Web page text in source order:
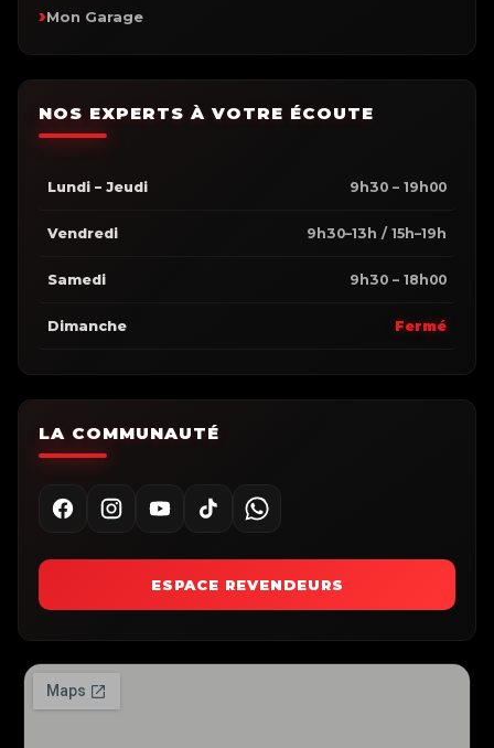
Mon Garage
NOS EXPERTS À VOTRE ÉCOUTE
Lundi – Jeudi 9h30 – 19h00
Vendredi 9h30–13h / 15h–19h
Samedi 9h30 – 18h00
Dimanche Fermé
LA COMMUNAUTÉ
ESPACE REVENDEURS